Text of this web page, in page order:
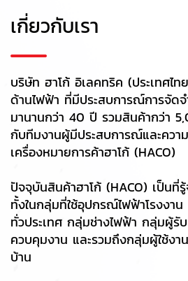
เกี่ยวกับเรา
บริษัท ฮาโก้ อิเลคทริค (ประเทศไ
ด้านไฟฟ้า ที่มีประสบการณ์การจัด
มานานกว่า 40 ปี รวมสินค้ากว่า
กับทีมงานผู้มีประสบการณ์และควา
เครื่องหมายการค้าฮาโก้ (HACO)
ปัจจุบันสินค้าฮาโก้ (HACO) เป็นที่
ทั้งในกลุ่มที่ใช้อุปกรณ์ไฟฟ้าโรงงา
ทั่วประเทศ กลุ่มช่างไฟฟ้า กลุ่มผู้รั
ควบคุมงาน และรวมถึงกลุ่มผู้ใช้ง
บ้าน